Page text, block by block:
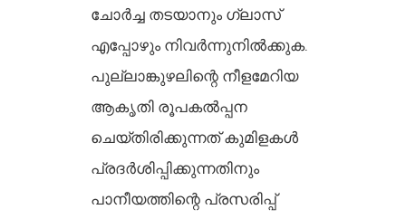
ചോർച്ച തടയാനും ഗ്ലാസ്
എപ്പോഴും നിവർന്നുനിൽക്കുക.
പുല്ലാങ്കുഴലിന്റെ നീളമേറിയ
ആകൃതി രൂപകൽപ്പന
ചെയ്തിരിക്കുന്നത് കുമിളകൾ
പ്രദർശിപ്പിക്കുന്നതിനും
പാനീയത്തിന്റെ പ്രസരിപ്പ്